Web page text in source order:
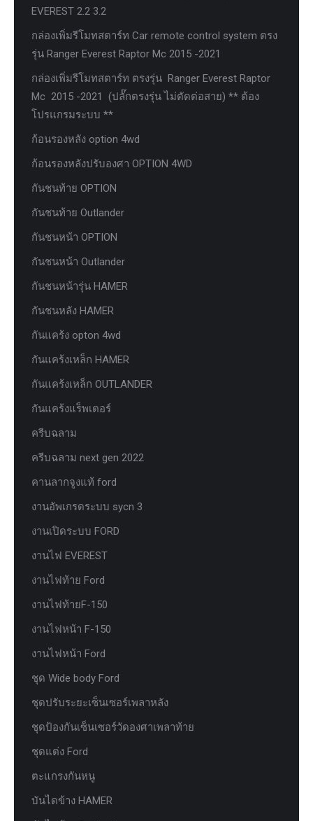
EVEREST 2.2 3.2
กล่องเพิ่มรีโมทสตาร์ท Car remote control system ตรง
รุ่น Ranger Everest Raptor Mc 2015 -2021
กล่องเพิ่มรีโมทสตาร์ท ตรงรุ่น Ranger Everest Raptor
Mc 2015 -2021 (ปลั๊กตรงรุ่น ไม่ตัดต่อสาย) ** ต้อง
โปรแกรมระบบ **
ก้อนรองหลัง option 4wd
ก้อนรองหลังปรับองศา OPTION 4WD
กันชนท้าย OPTION
กันชนท้าย Outlander
กันชนหน้า OPTION
กันชนหน้า Outlander
กันชนหน้ารุ่น HAMER
กันชนหลัง HAMER
กันแคร้ง opton 4wd
กันแคร้งเหล็ก HAMER
กันแคร้งเหล็ก OUTLANDER
กันแคร้งแร็พเตอร์
ครีบฉลาม
ครีบฉลาม next gen 2022
คานลากจูงแท้ ford
งานอัพเกรดระบบ sycn 3
งานเปิดระบบ FORD
งานไฟ EVEREST
งานไฟท้าย Ford
งานไฟท้ายF-150
งานไฟหน้า F-150
งานไฟหน้า Ford
ชุด Wide body Ford
ชุดปรับระยะเซ็นเซอร์เพลาหลัง
ชุดป้องกันเซ็นเซอร์วัดองศาเพลาท้าย
ชุดแต่ง Ford
ตะแกรงกันหนู
บันไดข้าง HAMER